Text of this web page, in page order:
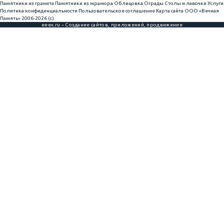
Памятники из гранита Памятники из мрамора Облицовка Ограды Столы и лавочки Услуги
Политика конфиденциальности Пользовательское соглашение Карта сайта ООО «Вечная
Память» 2006-2026 (с)
eeex.ru – Создание сайтов, приложений, продвижение